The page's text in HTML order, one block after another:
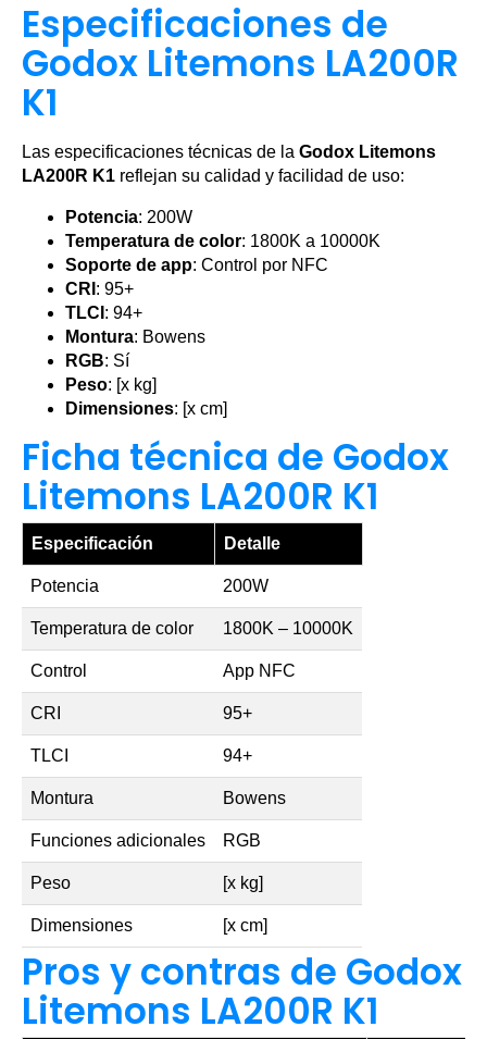
Especificaciones de
Godox Litemons LA200R
K1
Las especificaciones técnicas de la Godox Litemons
LA200R K1 reflejan su calidad y facilidad de uso:
Potencia: 200W
Temperatura de color: 1800K a 10000K
Soporte de app: Control por NFC
CRI : 95+
TLCI : 94+
Montura: Bowens
RGB: Sí
Peso: [x kg]
Dimensiones: [x cm]
Ficha técnica de Godox
Litemons LA200R K1
Especificación Detalle
Potencia 200W
Temperatura de color 1800K – 10000K
Control App NFC
CRI 95+
TLCI 94+
Montura Bowens
Funciones adicionales RGB
Peso [x kg]
Dimensiones [x cm]
Pros y contras de Godox
Litemons LA200R K1